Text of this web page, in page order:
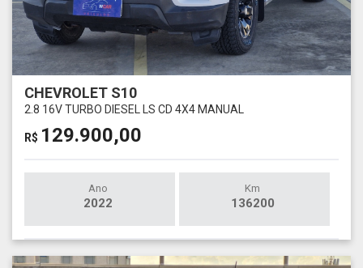
CHEVROLET S10
2.8 16V TURBO DIESEL LS CD 4X4 MANUAL
R$ 129.900,00
Ano
2022
Km
136200